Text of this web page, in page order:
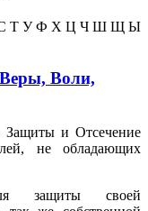
Т У Ф Х Ц Ч Ш Щ Ы
Воли,
и Отсечение
не обладающих
защиты своей